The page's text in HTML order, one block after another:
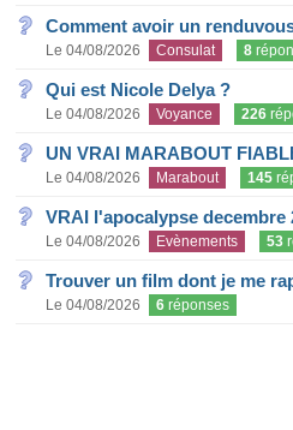
Comment avoir un
Le 04/08/2026 Consulat 8
Qui est Nicole Delya ?
Le 04/08/2026 Voyance 226
UN VRAI MARABOUT
Le 04/08/2026 Marabout 145
VRAI l'apocalypse decembre
Le 04/08/2026 Evènements 53
Trouver un film dont je me
Le 04/08/2026 6 réponses